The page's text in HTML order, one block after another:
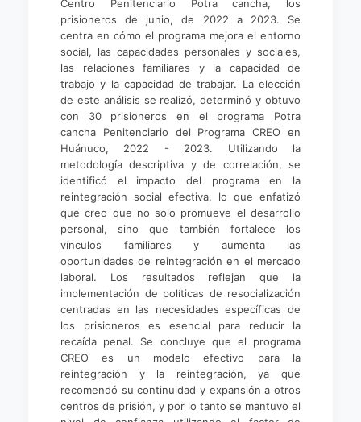
Centro Penitenciario Potra cancha, los
prisioneros de junio, de 2022 a 2023. Se
centra en cómo el programa mejora el entorno
social, las capacidades personales y sociales,
las relaciones familiares y la capacidad de
trabajo y la capacidad de trabajar. La elección
de este análisis se realizó, determinó y obtuvo
con 30 prisioneros en el programa Potra
cancha Penitenciario del Programa CREO en
Huánuco, 2022 - 2023. Utilizando la
metodología descriptiva y de correlación, se
identificó el impacto del programa en la
reintegración social efectiva, lo que enfatizó
que creo que no solo promueve el desarrollo
personal, sino que también fortalece los
vínculos familiares y aumenta las
oportunidades de reintegración en el mercado
laboral. Los resultados reflejan que la
implementación de políticas de resocialización
centradas en las necesidades específicas de
los prisioneros es esencial para reducir la
recaída penal. Se concluye que el programa
CREO es un modelo efectivo para la
reintegración y la reintegración, ya que
recomendó su continuidad y expansión a otros
centros de prisión, y por lo tanto se mantuvo el